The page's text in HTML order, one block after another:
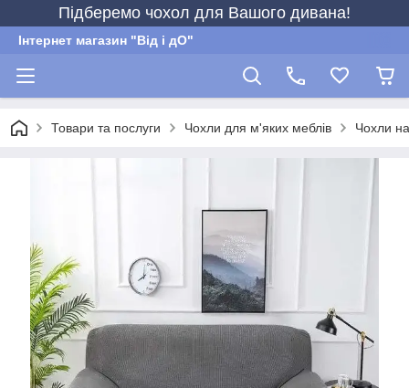
Підберемо чохол для Вашого дивана!
Інтернет магазин "Від і дО"
Товари та послуги Чохли для м'яких меблів Чохли